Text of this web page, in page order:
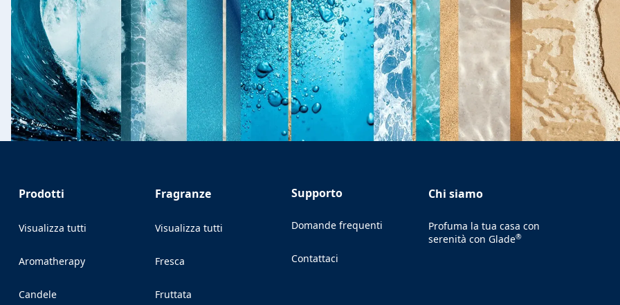
Prodotti
Visualizza tutti
Aromatherapy
Candele
Fragranze
Visualizza tutti
Fresca
Fruttata
Supporto
Domande frequenti
Contattaci
(Opens in a new tab)
Chi siamo
Profuma la tua casa con
serenità con Glade®